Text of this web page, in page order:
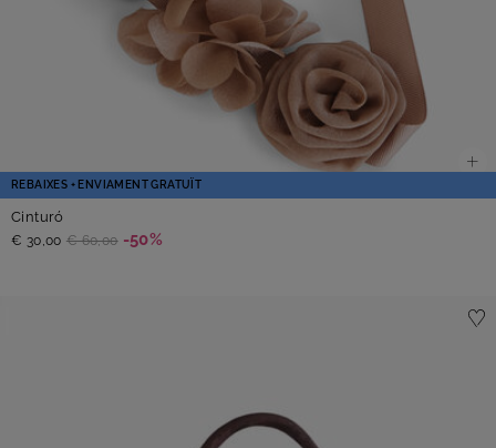
REBAIXES + ENVIAMENT GRATUÏT
Cinturó
€ 30,00 € 60,00 -50%